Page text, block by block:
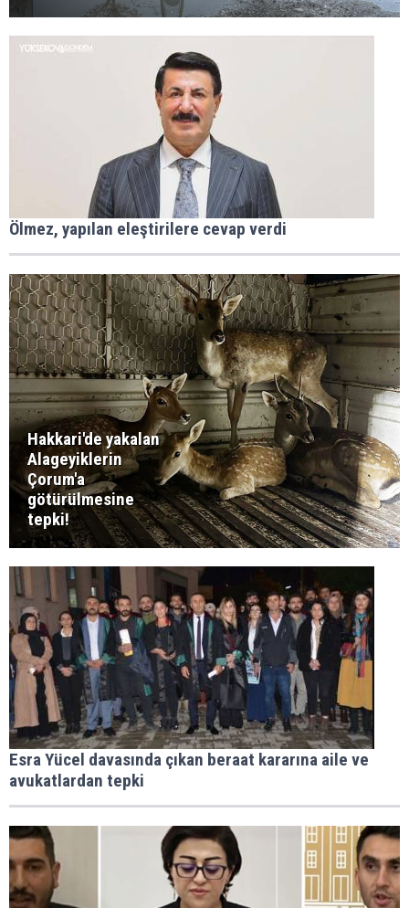
Ölmez, yapılan eleştirilere cevap verdi
Hakkari'de yakalan
Alageyiklerin
Çorum'a
götürülmesine
tepki!
Esra Yücel davasında çıkan beraat kararına aile ve
avukatlardan tepki